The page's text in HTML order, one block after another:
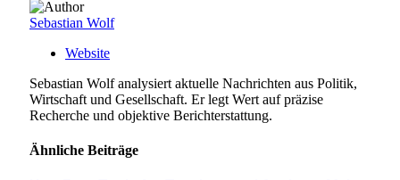
Sebastian Wolf
Website
Sebastian Wolf analysiert aktuelle Nachrichten aus Politik,
Wirtschaft und Gesellschaft. Er legt Wert auf präzise
Recherche und objektive Berichterstattung.
Ähnliche Beiträge